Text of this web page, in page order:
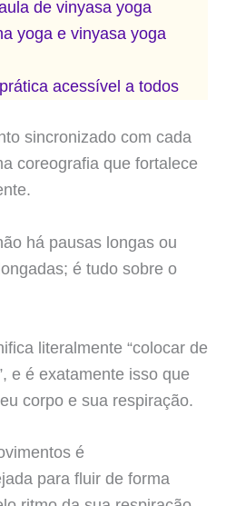
de vinyasa yoga
yoga e vinyasa yoga
acessível a todos
sincronizado com cada
coreografia que fortalece
há pausas longas ou
é tudo sobre o
literalmente “colocar de
e é exatamente isso que
corpo e sua respiração.
é
para fluir de forma